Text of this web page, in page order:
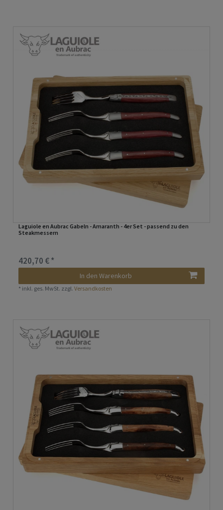
Laguiole en Aubrac Gabeln - Amaranth - 4er Set - passend zu den
Steakmessern
420,70 € *
In den Warenkorb
* inkl. ges. MwSt. zzgl.Versandkosten